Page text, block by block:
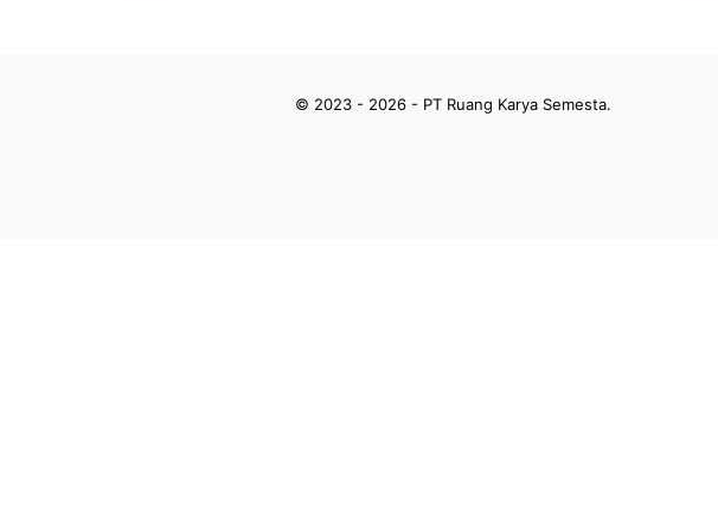
© 2023 - 2026 - PT Ruang Karya Semesta.